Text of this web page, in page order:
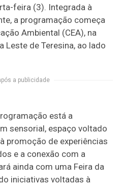
feira (3). Integrada à
a programação começa
Ambiental (CEA), na
Leste de Teresina, ao lado
a publicidade
está a
sensorial, espaço voltado
promoção de experiências
e a conexão com a
ainda com uma Feira da
iniciativas voltadas à